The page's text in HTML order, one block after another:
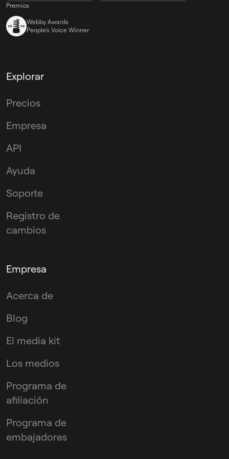
Premios
Webby Awards
People’s Voice Winner
Explorar
Precios
Empresa
API
Ayuda
Soporte
Registro de
cambios
Empresa
Acerca de
Blog
El media kit
Los medios
Programa de
afiliación
Programa de
embajadores